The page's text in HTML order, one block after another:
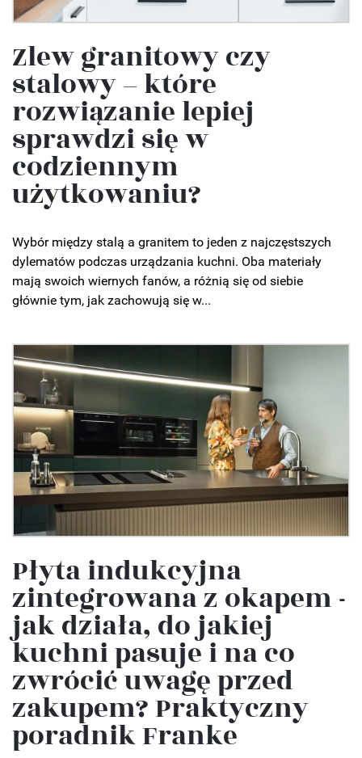
Zlew granitowy czy
stalowy – które
rozwiązanie lepiej
sprawdzi się w
codziennym
użytkowaniu?
Wybór między stalą a granitem to jeden z najczęstszych
dylematów podczas urządzania kuchni. Oba materiały
mają swoich wiernych fanów, a różnią się od siebie
głównie tym, jak zachowują się w...
Płyta indukcyjna
zintegrowana z okapem -
jak działa, do jakiej
kuchni pasuje i na co
zwrócić uwagę przed
zakupem? Praktyczny
poradnik Franke